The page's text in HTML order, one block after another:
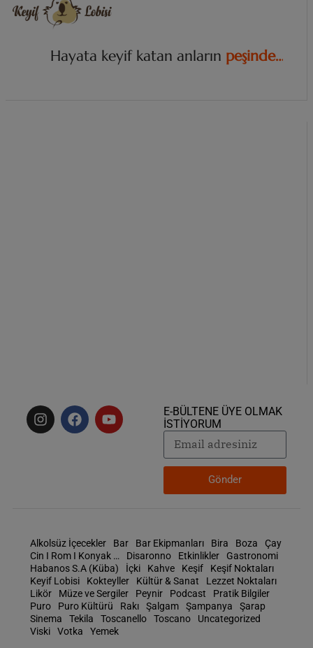
Hayata keyif katan anlarınpeşinde…
E-BÜLTENE ÜYE OLMAK
İSTİYORUM
Gönder
Alkolsüz İçecekler Bar Bar Ekipmanları Bira Boza
Çay
Cin I Rom I Konyak …
Disaronno Etkinlikler
Gastronomi
Habanos S.A (Küba)
İçki Kahve Keşif
Keşif Noktaları
Keyif Lobisi
Kokteyller Kültür & Sanat
Lezzet Noktaları
Likör
Müze ve Sergiler Peynir Podcast
Pratik Bilgiler
Puro
Puro Kültürü Rakı Şalgam Şampanya
Şarap
Sinema
Tekila Toscanello Toscano
Uncategorized
Viski
Votka Yemek